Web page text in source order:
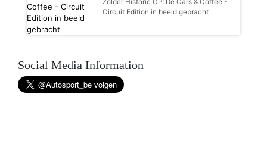
Circuit Edition in beeld gebracht
Social Media Information